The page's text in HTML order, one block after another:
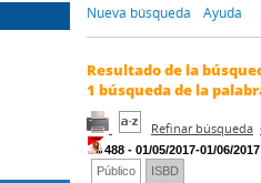
Nueva búsqueda Ayuda
Resultado de la
1 búsqueda de la
Refinar búsqueda
488 - 01/05/2017-01/06/
Público
ISBD